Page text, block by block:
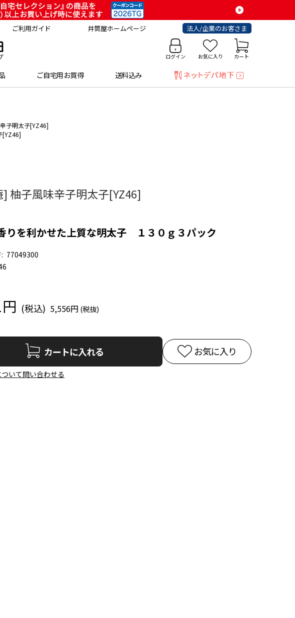
ご利用ガイド 井筒屋ホームページ 法人/企業のお客さま
ログイン お気に入り カート
ご自宅用お買得 送料込み
子明太子[YZ46]
[YZ46]
柚子風味辛子明太子[YZ46]
りを利かせた上質な明太子 １３０ｇ３パック
77049300
5,556円
カートに入れる お気に入り
いて問い合わせる